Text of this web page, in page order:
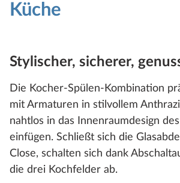
Küche
Stylischer, sicherer,
Die Kocher-Spülen-Kombination
mit Armaturen in stilvollem
nahtlos in das Innenraumdesign
einfügen. Schließt sich die
Close, schalten sich dank
die drei Kochfelder ab.